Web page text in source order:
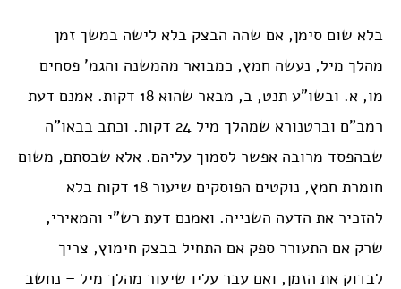
בלא שום סימן, אם שהה הבצק בלא לישה במשך זמן
מהלך מיל, נעשה חמץ, כמבואר מהמשנה והגמ’ פסחים
מו, א. ובשו”ע תנט, ב, מבאר שהוא 18 דקות. אמנם דעת
רמב”ם וברטנורא שמהלך מיל 24 דקות. וכתב בבאו”ה
שבהפסד מרובה אפשר לסמוך עליהם. אלא שבסתם, משום
חומרת חמץ, נוקטים הפוסקים שיעור 18 דקות בלא
להזכיר את הדעה השנייה. ואמנם דעת רש”י והמאירי,
שרק אם התעורר ספק אם התחיל בבצק חימוץ, צריך
לבדוק את הזמן, ואם עבר עליו שיעור מהלך מיל – נחשב